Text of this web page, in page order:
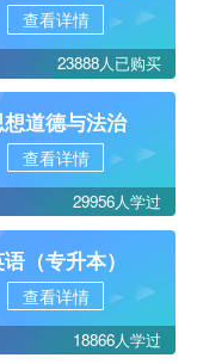
查看详情
23888人已购买
道德与法治
查看详情
29956人学过
（专升本）
查看详情
18866人学过